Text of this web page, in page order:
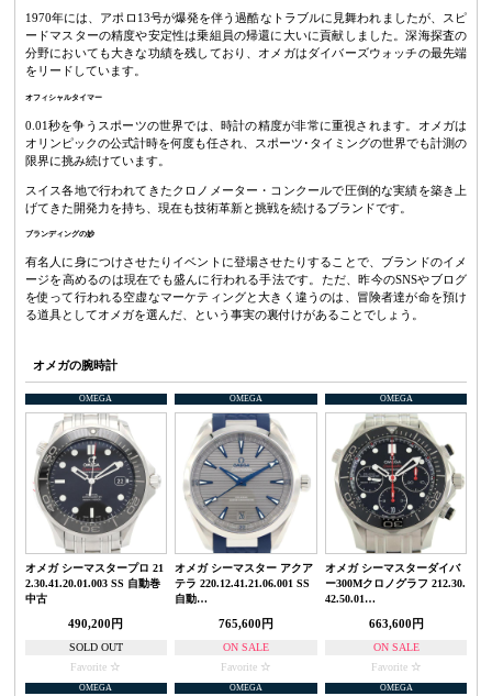
1970年には、アポロ13号が爆発を伴う過酷なトラブルに見舞われましたが、スピ
ードマスターの精度や安定性は乗組員の帰還に大いに貢献しました。深海探査の
分野においても大きな功績を残しており、オメガはダイバーズウォッチの最先端
をリードしています。
オフィシャルタイマー
0.01秒を争うスポーツの世界では、時計の精度が非常に重視されます。オメガは
オリンピックの公式計時を何度も任され、スポーツ･タイミングの世界でも計測の
限界に挑み続けています。
スイス各地で行われてきたクロノメーター・コンクールで圧倒的な実績を築き上
げてきた開発力を持ち、現在も技術革新と挑戦を続けるブランドです。
ブランディングの妙
有名人に身につけさせたりイベントに登場させたりすることで、ブランドのイメ
ージを高めるのは現在でも盛んに行われる手法です。ただ、昨今のSNSやブログ
を使って行われる空虚なマーケティングと大きく違うのは、冒険者達が命を預け
る道具としてオメガを選んだ、という事実の裏付けがあることでしょう。
オメガの腕時計
OMEGA
オメガ シーマスタープロ 21
2.30.41.20.01.003 SS 自動巻
中古
490,200円
SOLD OUT
Favorite
OMEGA
オメガ シーマスター アクア
テラ 220.12.41.21.06.001 SS
自動…
765,600円
ON SALE
Favorite
OMEGA
オメガ シーマスターダイバ
ー300Mクロノグラフ 212.30.
42.50.01…
663,600円
ON SALE
Favorite
OMEGA OMEGA OMEGA